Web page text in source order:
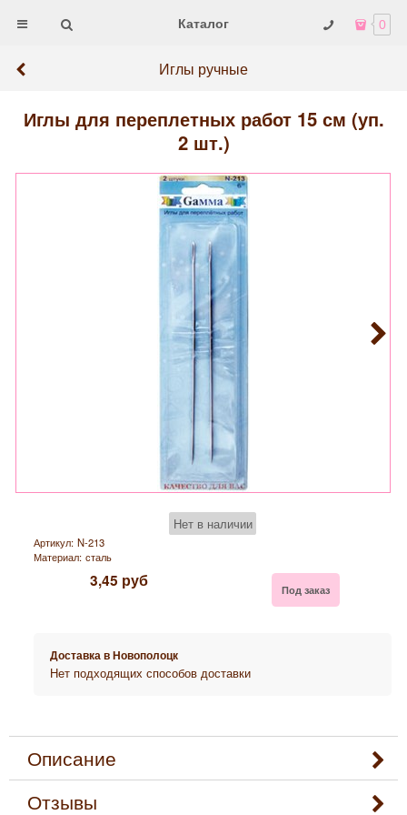
Каталог 0
Иглы ручные
Иглы для переплетных работ 15 см (уп.
2 шт.)
Нет в наличии
Артикул: N-213
Материал: сталь
3,45 руб Под заказ
Доставка вНовополоцк
Нет подходящих способов доставки
Описание
Отзывы